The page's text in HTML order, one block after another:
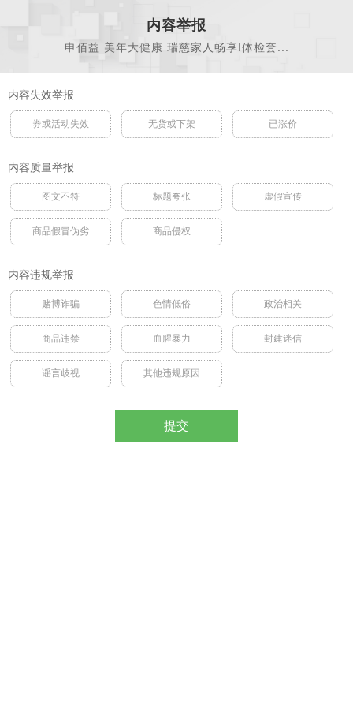
内容举报
申佰益 美年大健康 瑞慈家人畅享I体检套...
内容失效举报
券或活动失效 无货或下架 已涨价
内容质量举报
图文不符 标题夸张 虚假宣传
商品假冒伪劣 商品侵权
内容违规举报
赌博诈骗 色情低俗 政治相关
商品违禁 血腥暴力 封建迷信
谣言歧视 其他违规原因
提交